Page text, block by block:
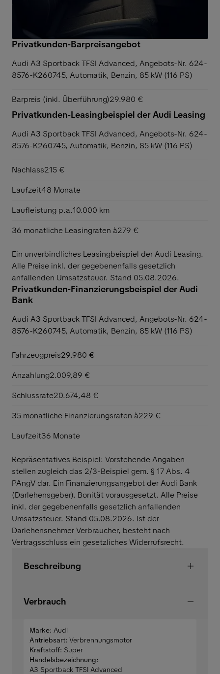
Privatkunden-Barpreisangebot
Audi A3 Sportback TFSI Advanced, Angebots-Nr. 624-
8576-K260745, Automatik, Benzin, 85 kW (116 PS)
Barpreis (inkl. Überführung)29.980 €
Privatkunden-Leasingbeispiel der Audi Leasing
Audi A3 Sportback TFSI Advanced, Angebots-Nr. 624-
8576-K260745, Automatik, Benzin, 85 kW (116 PS)
Nachlass215 €
Laufzeit48 Monate
Laufleistung p.a.10.000 km
36 monatliche Leasingraten à279 €
Ein unverbindliches Leasingbeispiel der Audi Leasing.
Alle Preise inkl. der gegebenenfalls gesetzlich
anfallenden Umsatzsteuer. Stand 05.08.2026.
Privatkunden-Finanzierungsbeispiel der Audi
Bank
Audi A3 Sportback TFSI Advanced, Angebots-Nr. 624-
8576-K260745, Automatik, Benzin, 85 kW (116 PS)
Fahrzeugpreis29.980 €
Anzahlung2.009,89 €
Schlussrate20.674,48 €
35 monatliche Finanzierungsraten à229 €
Laufzeit36 Monate
Repräsentatives Beispiel: Vorstehende Angaben
stellen zugleich das 2/3-Beispiel gem. § 17 Abs. 4
PAngV dar. Ein Finanzierungsangebot der Audi Bank
(Darlehensgeber). Bonität vorausgesetzt. Alle Preise
inkl. der gegebenenfalls gesetzlich anfallenden
Umsatzsteuer. Stand 05.08.2026. Ist der
Darlehensnehmer Verbraucher, besteht nach
Vertragsschluss ein gesetzliches Widerrufsrecht.
Beschreibung
Verbrauch
Marke: Audi
Antriebsart: Verbrennungsmotor
Kraftstoff: Super
Handelsbezeichnung:
A3 Sportback TFSI Advanced